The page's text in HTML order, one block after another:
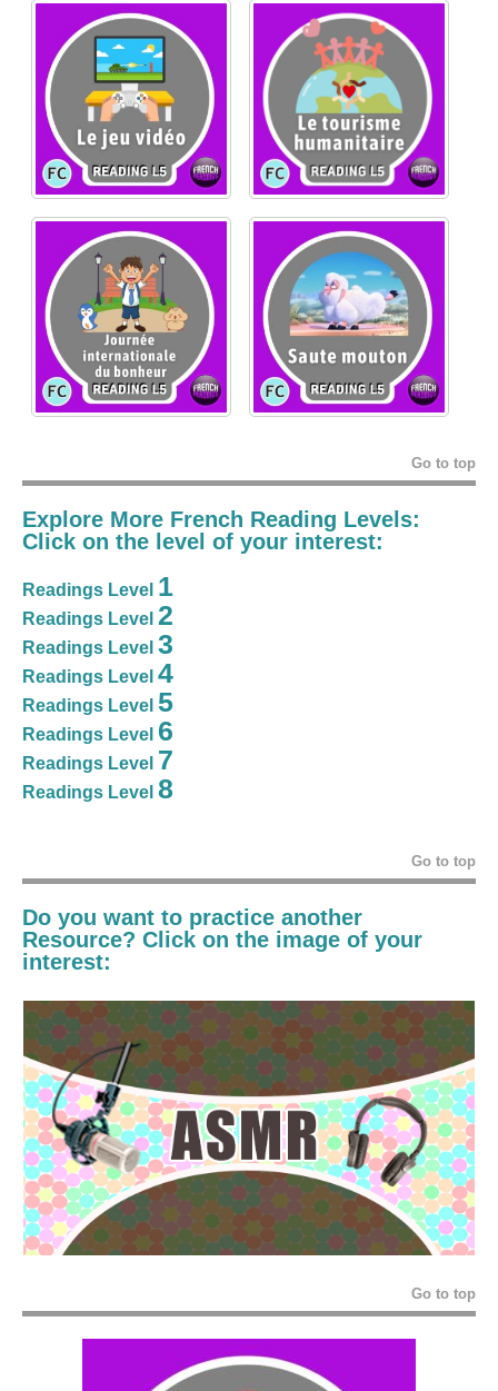
Go to top
Explore More French Reading Levels:
Click on the level of your interest:
Readings Level 1
Readings Level 2
Readings Level 3
Readings Level 4
Readings Level 5
Readings Level 6
Readings Level 7
Readings Level 8
Go to top
Do you want to practice another
Resource? Click on the image of your
interest:
Go to top